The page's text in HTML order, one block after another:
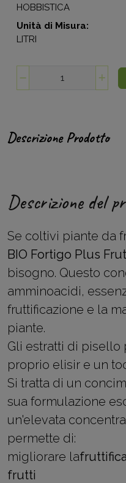
HOBBISTICA
Unità di Misura:
LITRI
Descrizione Prodotto
Descrizione del
Se coltivi piante da
BIO Fortigo Plus
bisogno. Questo
amminoacidi,
fruttificazione e la
piante.
Gli estratti di pisello
proprio elisir e un
Si tratta di un
sua formulazione
un'elevata
permette di:
migliorare la
frutti